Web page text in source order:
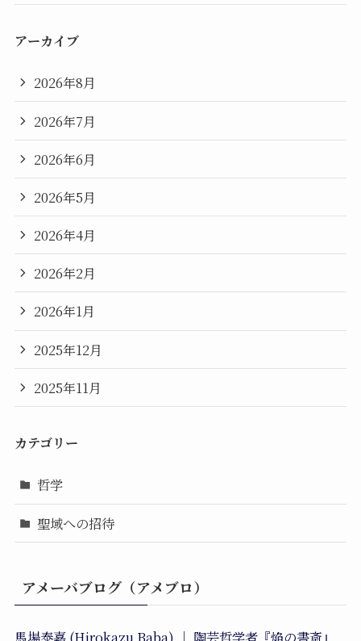
アーカイブ
2026年8月
2026年7月
2026年6月
2026年5月
2026年4月
2026年2月
2026年1月
2025年12月
2025年11月
カテゴリー
哲学
聖域への招待
アメーバブログ（アメブロ）
馬場泰嘉 (Hirokazu Baba) ｜ 陶芸哲学者『焔の書斎』